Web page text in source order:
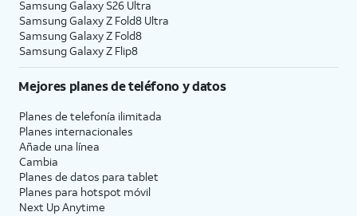
Samsung Galaxy S26 Ultra
Samsung Galaxy Z Fold8 Ultra
Samsung Galaxy Z Fold8
Samsung Galaxy Z Flip8
Mejores planes de teléfono y datos
Planes de telefonía ilimitada
Planes internacionales
Añade una línea
Cambia
Planes de datos para tablet
Planes para hotspot móvil
Next Up Anytime